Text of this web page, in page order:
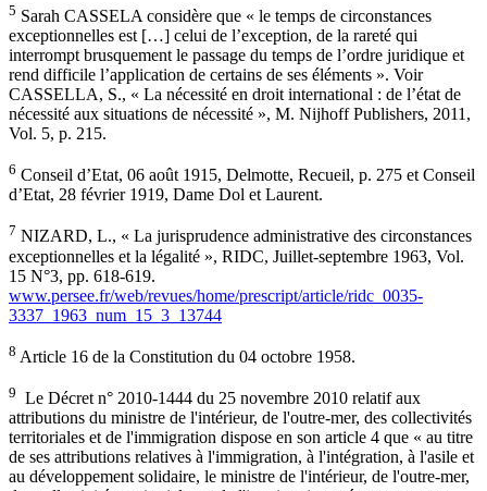
5 Sarah CASSELA considère que « le temps de circonstances
exceptionnelles est […] celui de l’exception, de la rareté qui
interrompt brusquement le passage du temps de l’ordre juridique et
rend difficile l’application de certains de ses éléments ». Voir
CASSELLA, S., « La nécessité en droit international : de l’état de
nécessité aux situations de nécessité », M. Nijhoff Publishers, 2011,
Vol. 5, p. 215.
6 Conseil d’Etat, 06 août 1915, Delmotte, Recueil, p. 275 et Conseil
d’Etat, 28 février 1919, Dame Dol et Laurent.
7 NIZARD, L., « La jurisprudence administrative des circonstances
exceptionnelles et la légalité », RIDC, Juillet-septembre 1963, Vol.
15 N°3, pp. 618-619.
www.persee.fr/web/revues/home/prescript/article/ridc_0035-
3337_1963_num_15_3_13744
8 Article 16 de la Constitution du 04 octobre 1958.
9 Le Décret n° 2010-1444 du 25 novembre 2010 relatif aux
attributions du ministre de l'intérieur, de l'outre-mer, des collectivités
territoriales et de l'immigration dispose en son article 4 que « au titre
de ses attributions relatives à l'immigration, à l'intégration, à l'asile et
au développement solidaire, le ministre de l'intérieur, de l'outre-mer,